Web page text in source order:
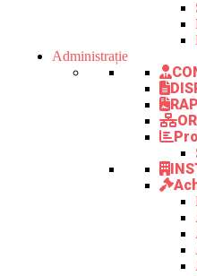
Administrație